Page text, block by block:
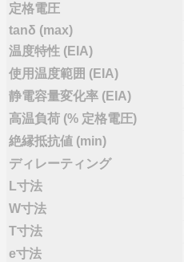
定格電圧
tanδ (max)
温度特性 (EIA)
使用温度範囲 (EIA)
静電容量変化率 (EIA)
高温負荷 (% 定格電圧)
絶縁抵抗値 (min)
ディレーティング
L寸法
W寸法
T寸法
e寸法